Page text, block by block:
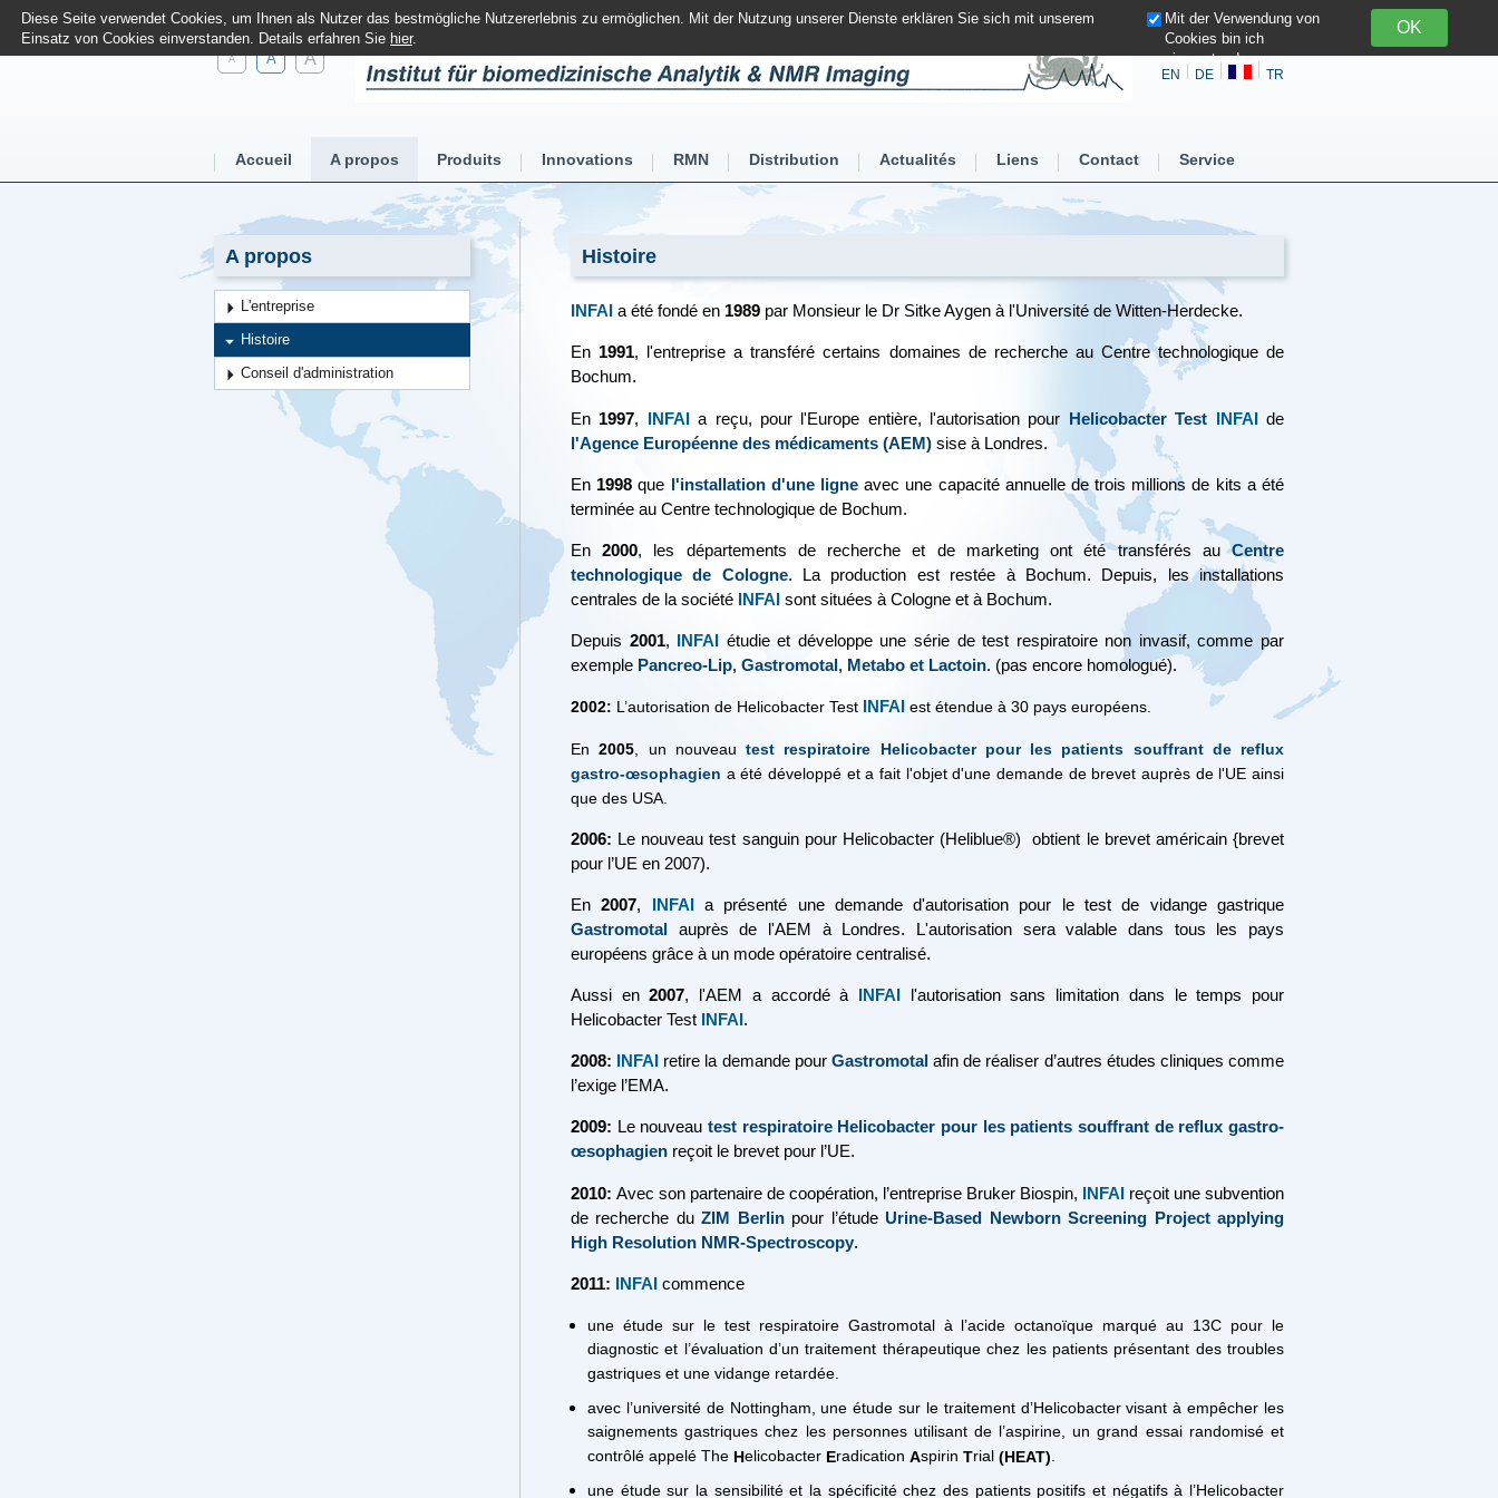
A A A
EN DE TR
Accueil A propos Produits Innovations RMN Distribution Actualités Liens Contact Service
A propos
L'entreprise
Histoire
Conseil d'administration
Histoire
INFAI a été fondé en 1989 par Monsieur le Dr Sitke Aygen à l'Université de Witten-Herdecke.
En 1991, l'entreprise a transféré certains domaines de recherche au Centre technologique de
Bochum.
En 1997, INFAIa reçu, pour l'Europe entière, l'autorisation pour Helicobacter Test INFAIde
l'Agence Européenne des médicaments (AEM) sise à Londres.
En 1998 que l'installation d'une ligneavec une capacité annuelle de trois millions de kits a été
terminée au Centre technologique de Bochum.
En2000, les départements de recherche et de marketing ont été transférés auCentre
technologique de Cologne. La production est restée à Bochum. Depuis, les installations
centrales de la société INFAI sont situées à Cologne et à Bochum.
Depuis 2001, INFAI étudie et développe une série de test respiratoire non invasif, comme par
exemple Pancreo-Lip, Gastromotal, Metabo et Lactoin. (pas encore homologué).
2002: L’autorisation de Helicobacter Test INFAI est étendue à 30 pays européens.
En2005 , un nouveau test respiratoire Helicobacter pour les patients souffrant de reflux
gastro-œsophagien a été développé et a fait l'objet d'une demande de brevet auprès de l'UE ainsi
que des USA.
2006: Le nouveau test sanguin pour Helicobacter (Heliblue®) obtient le brevet américain {brevet
pour l’UE en 2007).
En2007, INFAIa présenté une demande d'autorisation pour le test de vidange gastrique
Gastromotal auprès de l'AEM à Londres. L'autorisation sera valable dans tous les pays
européens grâce à un mode opératoire centralisé.
Aussi en2007, l'AEM a accordé à INFAI l'autorisation sans limitation dans le temps pour
Helicobacter Test INFAI.
2008: INFAI retire la demande pour Gastromotalafin de réaliser d’autres études cliniques comme
l’exige l’EMA.
2009: Le nouveau test respiratoire Helicobacter pour les patients souffrant de reflux gastro-
œsophagien reçoit le brevet pour l’UE.
2010: Avec son partenaire de coopération, l’entreprise Bruker Biospin, INFAI reçoit une subvention
de recherche duZIM Berlinpour l’étude Urine-Based Newborn Screening Project applying
High Resolution NMR-Spectroscopy.
2011: INFAI commence
une étude sur le test respiratoire Gastromotal à l’acide octanoïque marqué au 13C pour le
diagnostic et l’évaluation d’un traitement thérapeutique chez les patients présentant des troubles
gastriques et une vidange retardée.
avec l’université de Nottingham, une étude sur le traitement d’Helicobacter visant à empêcher les
saignements gastriques chez les personnes utilisant de l’aspirine, un grand essai randomisé et
contrôlé appelé The Helicobacter Eradication Aspirin Trial (HEAT).
une étude sur la sensibilité et la spécificité chez des patients positifs et négatifs à l’Helicobacter
Diese Seite verwendet Cookies, um Ihnen als Nutzer das bestmögliche Nutzererlebnis zu ermöglichen. Mit der Nutzung unserer Dienste erklären Sie sich mit unserem
Einsatz von Cookies einverstanden. Details erfahren Sie hier.
Mit der Verwendung von
Cookies bin ich
einverstanden